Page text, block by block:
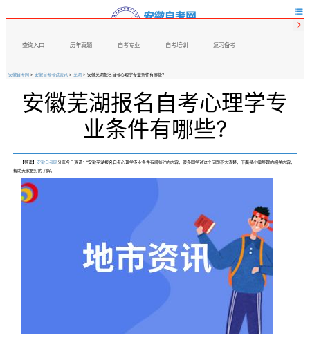

查询入口 历年真题 自考专业 自考培训 复习备考

安徽自考网 > 安徽自考考试资讯 > 芜湖 > 安徽芜湖报名自考心理学专业条件有哪些?
安徽芜湖报名自考心理学专
业条件有哪些?
【导读】 安徽自考网分享今日资讯：“安徽芜湖报名自考心理学专业条件有哪些?”的内容，很多同学对这个问题不太清楚，下面是小编整理的相关内容，
帮助大家更好的了解。